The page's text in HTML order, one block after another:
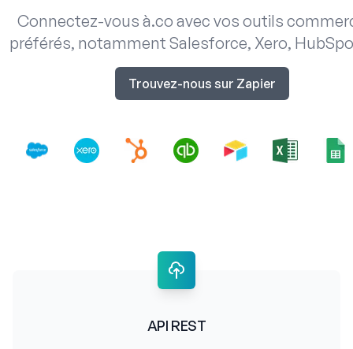
Connectez-vous à.co avec vos outils
préférés, notamment Salesforce, Xero,
Trouvez-nous sur Zapier
API REST